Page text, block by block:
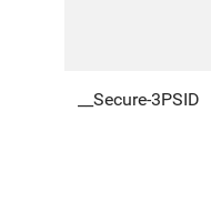
__Secure-3PSID